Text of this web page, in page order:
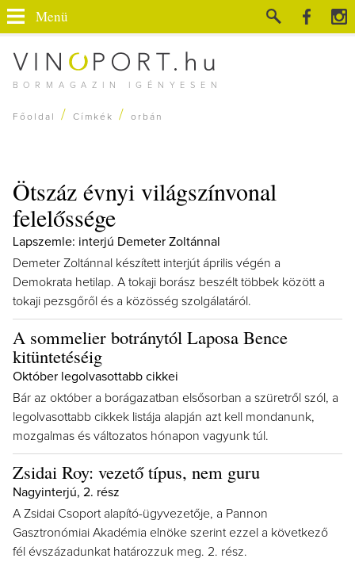
BORMAGAZIN IGÉNYESEN
Menü
Főoldal / Címkék / orbán
Ötszáz évnyi világszínvonal
felelőssége
Lapszemle: interjú Demeter Zoltánnal
Demeter Zoltánnal készített interjút április végén a
Demokrata hetilap. A tokaji borász beszélt többek között a
tokaji pezsgőről és a közösség szolgálatáról.
A sommelier botránytól Laposa Bence
kitüntetéséig
Október legolvasottabb cikkei
Bár az október a borágazatban elsősorban a szüretről szól, a
legolvasottabb cikkek listája alapján azt kell mondanunk,
mozgalmas és változatos hónapon vagyunk túl.
Zsidai Roy: vezető típus, nem guru
Nagyinterjú, 2. rész
A Zsidai Csoport alapító-ügyvezetője, a Pannon
Gasztronómiai Akadémia elnöke szerint ezzel a következő
fél évszázadunkat határozzuk meg. 2. rész.